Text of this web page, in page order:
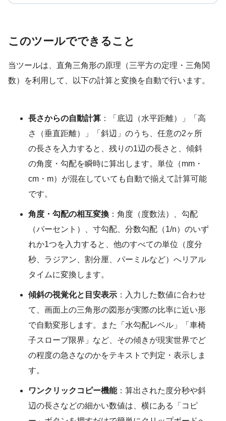
このツールでできること
当ツールは、直角三角形の原理（三平方の定理・三角関
数）を利用して、以下の計算と変換を自動で行います。
長さからの自動計算 ：「底辺（水平距離）」「高
さ（垂直距離）」「斜辺」のうち、任意の2ヶ所
の長さを入力すると、残りの1辺の長さと、傾斜
の角度・勾配を瞬時に算出します。単位（mm・
cm・m）が混在していても自動で揃えて計算可能
です。
角度・勾配の相互変換 ：角度（度数法）、勾配
（パーセント）、寸勾配、分数勾配（1/n）のいず
れか1つを入力すると、他のすべての単位（度分
秒、ラジアン、割分厘、パーミルなど）へリアル
タイムに変換します。
傾斜の視覚化と目安表示 ：入力した数値に合わせ
て、画面上の三角形の図形が実際の比率に近い形
で自動変形します。また「水勾配レベル」「車椅
子スロープ限界」など、その傾きが現実世界でど
の程度の急さなのかをテキストで判定・表示しま
す。
ワンクリックコピー機能：算出された度分秒や斜
辺の長さなどの細かい数値は、横にある「コピ